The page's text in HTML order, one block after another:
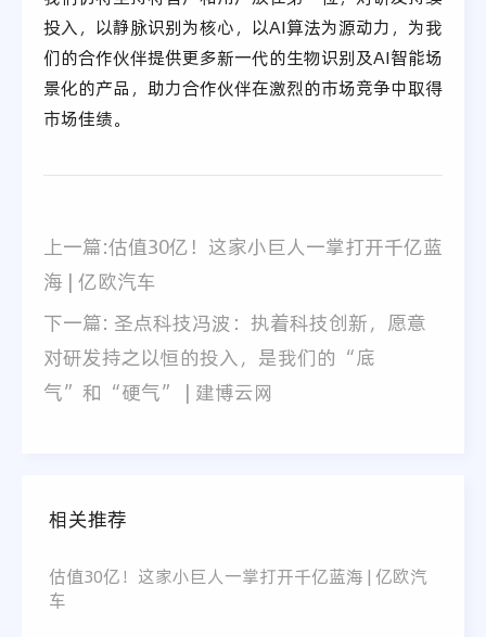
投入，以静脉识别为核心，以AI算法为源动力，为我
们的合作伙伴提供更多新一代的生物识别及AI智能场
景化的产品，助力合作伙伴在激烈的市场竞争中取得
市场佳绩。
上一篇:估值30亿！这家小巨人一掌打开千亿蓝
海 | 亿欧汽车
下一篇: 圣点科技冯波：执着科技创新，愿意
对研发持之以恒的投入，是我们的“底
气”和“硬气” | 建博云网
相关推荐
估值30亿！这家小巨人一掌打开千亿蓝海 | 亿欧汽
车